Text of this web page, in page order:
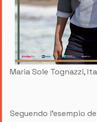
Maria Sole Tognazzi,
Seguendo l'esempio